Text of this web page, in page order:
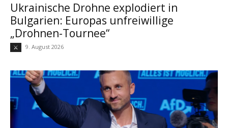
Ukrainische Drohne explodiert in
Bulgarien: Europas unfreiwillige
„Drohnen-Tournee“
⚔ 9. August 2026